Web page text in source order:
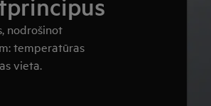
nodrošinot
temperatūras
vieta.